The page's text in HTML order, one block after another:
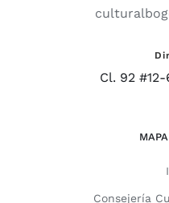
Cl. 92
Consejería